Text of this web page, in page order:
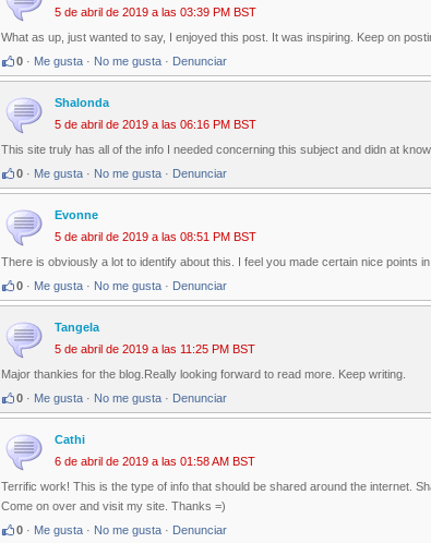
5 de abril de 2019 a las 03:39 PM BST
What as up, just wanted to say, I enjoyed this post. It was inspiring. Keep on
0 · Me gusta · No me gusta · Denunciar
Shalonda
5 de abril de 2019 a las 06:16 PM BST
This site truly has all of the info I needed concerning this subject and didn at
0 · Me gusta · No me gusta · Denunciar
Evonne
5 de abril de 2019 a las 08:51 PM BST
There is obviously a lot to identify about this. I feel you made certain nice points
0 · Me gusta · No me gusta · Denunciar
Tangela
5 de abril de 2019 a las 11:25 PM BST
Major thankies for the blog.Really looking forward to read more. Keep writing.
0 · Me gusta · No me gusta · Denunciar
Cathi
6 de abril de 2019 a las 01:58 AM BST
Terrific work! This is the type of info that should be shared around the internet.
Come on over and visit my site. Thanks =)
0 · Me gusta · No me gusta · Denunciar